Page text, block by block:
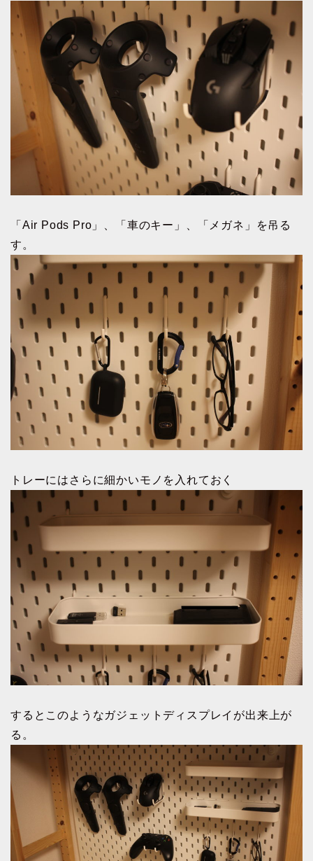
「Air Pods Pro」、「車のキー」、「メガネ」を吊る
す。
トレーにはさらに細かいモノを入れておく
するとこのようなガジェットディスプレイが出来上が
る。